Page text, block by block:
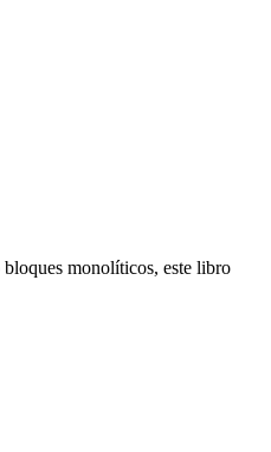
monolíticos, este libro